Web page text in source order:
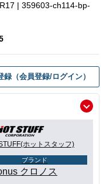
| 359603-ch114-bp-
録（会員登録/ログイン）
ホットスタッフ)
ブランド
クロノス